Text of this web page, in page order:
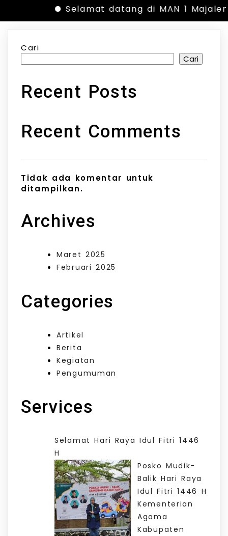
Selamat datang di MAN 1
Cari
Cari
Recent Posts
Recent Comments
Tidak ada komentar untuk
ditampilkan.
Archives
Maret 2025
Februari 2025
Categories
Artikel
Berita
Kegiatan
Pengumuman
Services
Selamat Hari Raya Idul Fitri 1446
H
Posko Mudik-
Balik Hari Raya
Idul Fitri 1446 H
Kementerian
Agama
Kabupaten